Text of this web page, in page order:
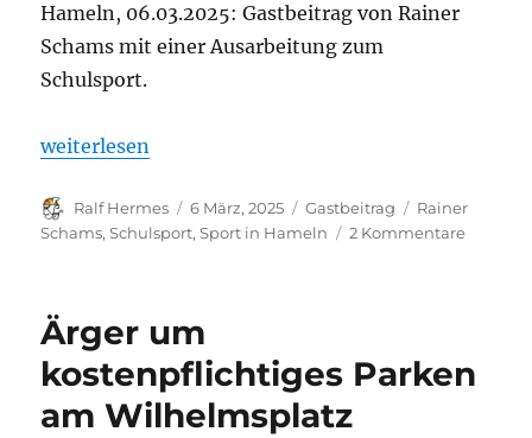
Hameln, 06.03.2025: Gastbeitrag von Rainer
Schams mit einer Ausarbeitung zum
Schulsport.
„Sportangebote für Jugendliche in Hameln, Teil 4:
weiterlesen
Autor
Ralf Hermes
Veröffentlicht
am
6 März, 2025 Kategorien
Gastbeitrag Schlagwörter
Rainer
Schams,Schulsport,Sport in Hameln 2 Kommentarezu
Teil
Ärger um
kostenpflichtiges Parken
am Wilhelmsplatz